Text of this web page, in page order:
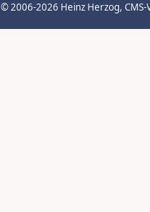
© 2006-2026 Heinz Herzog,